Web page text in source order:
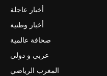
أخبار عاجلة
أخبار وطنية
صحافة عالمية
عربي و دولي
المغرب الرياضي